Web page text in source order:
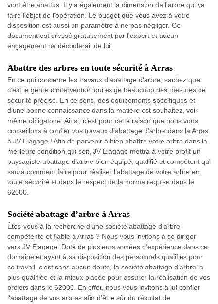
vont être abattus. Il y a également la dimension de l'arbre qui va
faire l'objet de l'opération. Le budget que vous avez à votre
disposition est aussi un paramètre à ne pas négliger. Ce
document est dressé gratuitement par l'expert et aucun
engagement ne découlerait de lui.
Abattre des arbres en toute sécurité à Arras
En ce qui concerne les travaux d’abattage d’arbre, sachez que
c’est le genre d’intervention qui exige beaucoup des mesures de
sécurité précise. En ce sens, des équipements spécifiques et
d’une bonne connaissance dans la matière est souhaitez, voir
même obligatoire. Ainsi, c’est pour cette raison que nous vous
conseillons à confier vos travaux d’abattage d’arbre dans la Arras
à JV Elagage ! Afin de parvenir à bien abattre votre arbre dans la
meilleure condition qui soit, JV Elagage mettra à votre profit un
paysagiste abattage d’arbre bien équipé, qualifié et compétent qui
saura comment faire pour réaliser l’abattage de votre arbre en
toute sécurité et dans le respect de la norme requise dans le
62000.
Société abattage d’arbre à Arras
Êtes-vous à la recherche d’une société abattage d’arbre
compétente et fiable à Arras ? Nous vous invitons à se diriger
vers JV Elagage. Doté de plusieurs années d’expérience dans ce
domaine et ayant à sa disposition des personnels qualifiés pour
ce travail, c’est sans aucun doute, la société abattage d’arbre la
plus qualifiée et la mieux placée pour assurer la réalisation de vos
projets dans le 62000. En effet, nous vous invitons à lui confier
l’abattage de vos arbres afin d’être sûr du résultat de